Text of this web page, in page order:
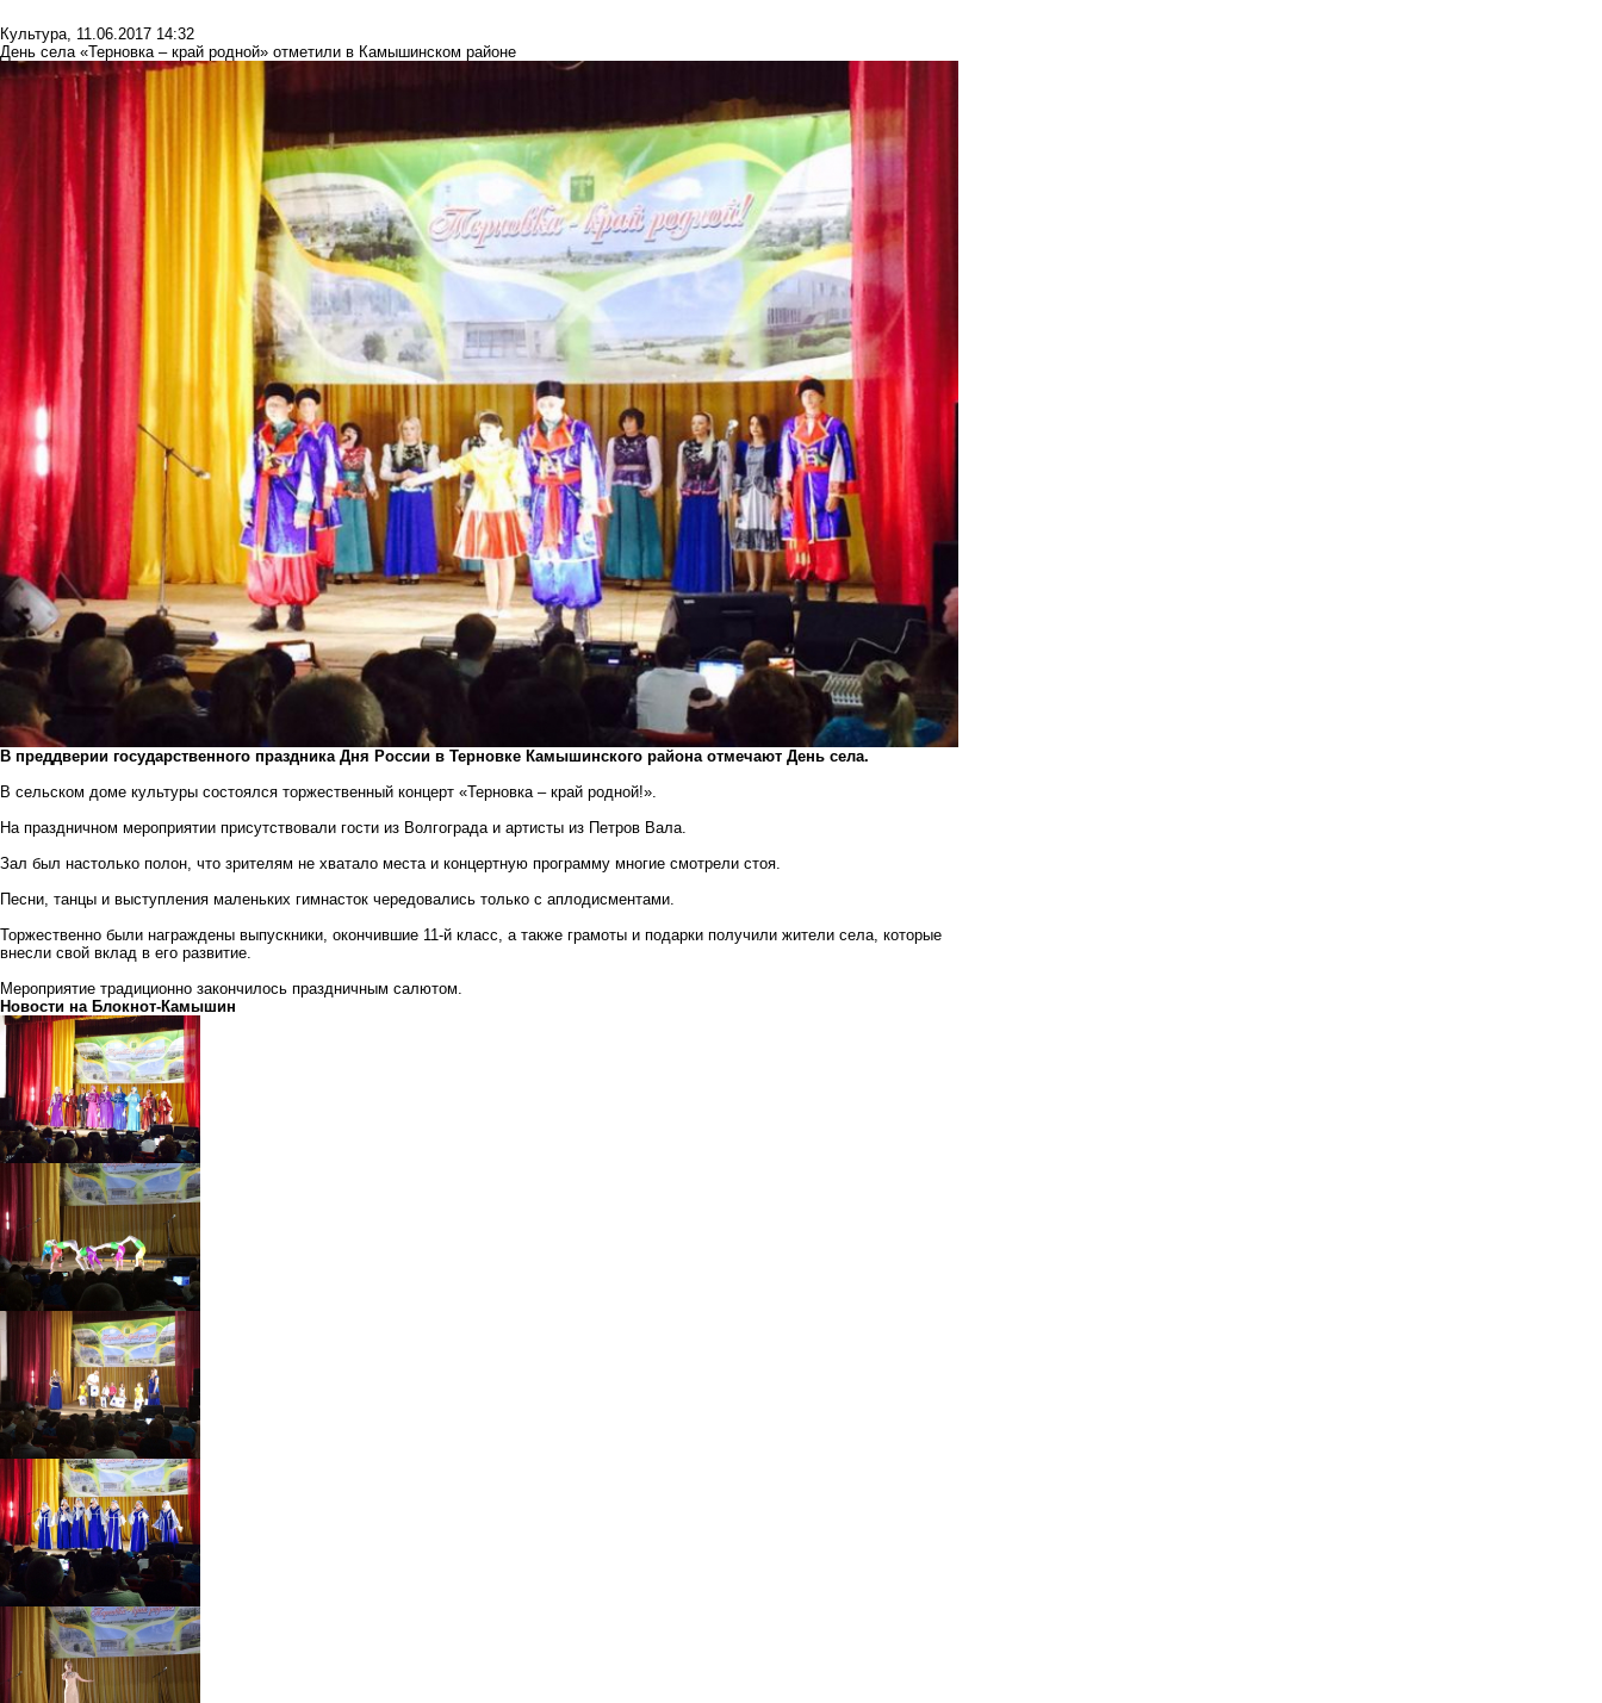
Культура, 11.06.2017 14:32
День села «Терновка – край родной» отметили в Камышинском районе
В преддверии государственного праздника Дня России в Терновке Камышинского района отмечают День села.
В сельском доме культуры состоялся торжественный концерт «Терновка – край родной!».
На праздничном мероприятии присутствовали гости из Волгограда и артисты из Петров Вала.
Зал был настолько полон, что зрителям не хватало места и концертную программу многие смотрели стоя.
Песни, танцы и выступления маленьких гимнасток чередовались только с аплодисментами.
Торжественно были награждены выпускники, окончившие 11-й класс, а также грамоты и подарки получили жители села, которые
внесли свой вклад в его развитие.
Мероприятие традиционно закончилось праздничным салютом.
Новости на Блoкнoт-Камышин